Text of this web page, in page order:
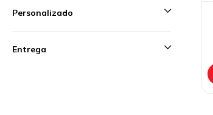
Personalizado
Entrega